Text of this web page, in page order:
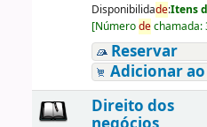
Disponibilidade:Itens
[Númerodechamada:
Reservar
Adicionar
Direito dos